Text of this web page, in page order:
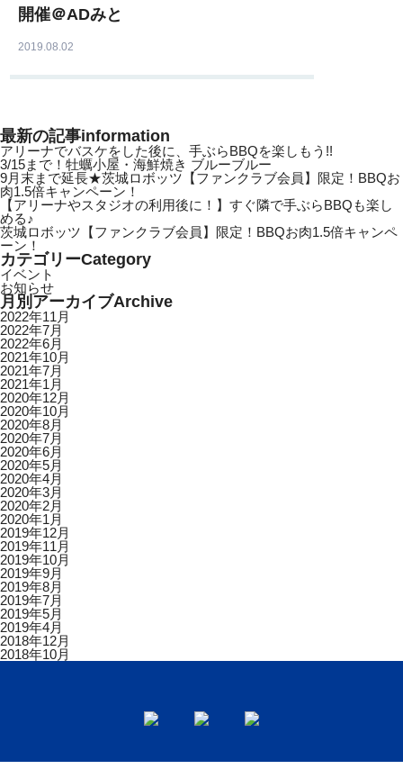
開催＠ADみと
2019.08.02
最新の記事information
アリーナでバスケをした後に、手ぶらBBQを楽しもう!!
3/15まで！牡蠣小屋・海鮮焼き ブルーブルー
9月末まで延長★茨城ロボッツ【ファンクラブ会員】限定！BBQお
肉1.5倍キャンペーン！
【アリーナやスタジオの利用後に！】すぐ隣で手ぶらBBQも楽し
める♪
茨城ロボッツ【ファンクラブ会員】限定！BBQお肉1.5倍キャンペ
ーン！
カテゴリーCategory
イベント
お知らせ
月別アーカイブArchive
2022年11月
2022年7月
2022年6月
2021年10月
2021年7月
2021年1月
2020年12月
2020年10月
2020年8月
2020年7月
2020年6月
2020年5月
2020年4月
2020年3月
2020年2月
2020年1月
2019年12月
2019年11月
2019年10月
2019年9月
2019年8月
2019年7月
2019年5月
2019年4月
2018年12月
2018年10月